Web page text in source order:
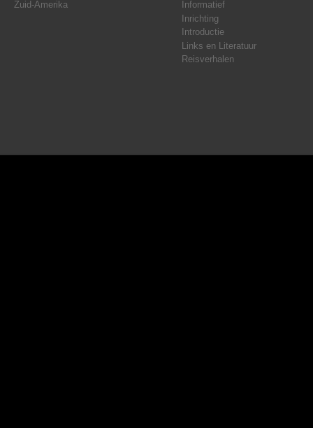
Zuid-Amerika
Informatief
Inrichting
Introductie
Links en Literatuur
Reisverhalen